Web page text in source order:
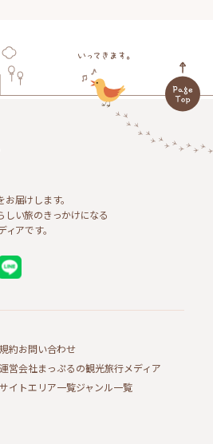
届けします。
しい旅のきっかけになる
アです。
約お問い合わせ
運営会社まっぷるの観光旅行メディア
イトエリア一覧ジャンル一覧